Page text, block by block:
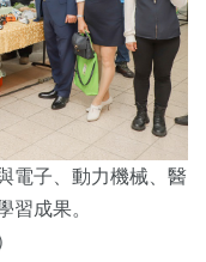
電子、動力機械、醫
習成果。